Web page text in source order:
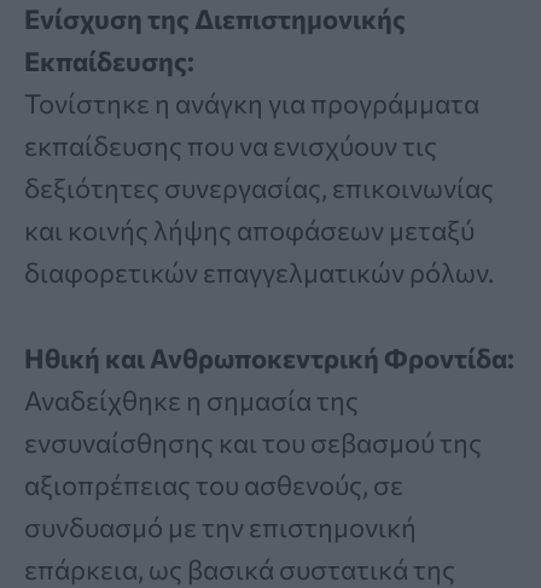
Ενίσχυση της Διεπιστημονικής
Εκπαίδευσης:
Τονίστηκε η ανάγκη για προγράμματα
εκπαίδευσης που να ενισχύουν τις
δεξιότητες συνεργασίας, επικοινωνίας
και κοινής λήψης αποφάσεων μεταξύ
διαφορετικών επαγγελματικών ρόλων.
Ηθική και Ανθρωποκεντρική Φροντίδα:
Αναδείχθηκε η σημασία της
ενσυναίσθησης και του σεβασμού της
αξιοπρέπειας του ασθενούς, σε
συνδυασμό με την επιστημονική
επάρκεια, ως βασικά συστατικά της